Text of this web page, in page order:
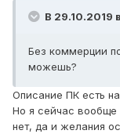
В 29.10.2019
Без коммерции
можешь?
Описание ПК есть
Но я сейчас
нет, да и желания